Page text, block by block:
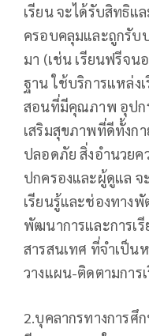
เรียน จะได้รับสิทธิแ
ครอบคลุมและถูกรับ
มา (เช่น เรียนฟรีจ
ฐาน ใช้บริการแหล่ง
สอนที่มีคุณภาพ อุปก
เสริมสุขภาพที่ดีทั้งก
ปลอดภัย สิ่งอำนวยค
ปกครองและผู้ดูแล จ
เรียนรู้และช่องทาง
พัฒนาการและการเ
สารสนเทศ ที่จำเป็น
วางแผน-ติดตามการ
2.บุคลากรทางการศึ